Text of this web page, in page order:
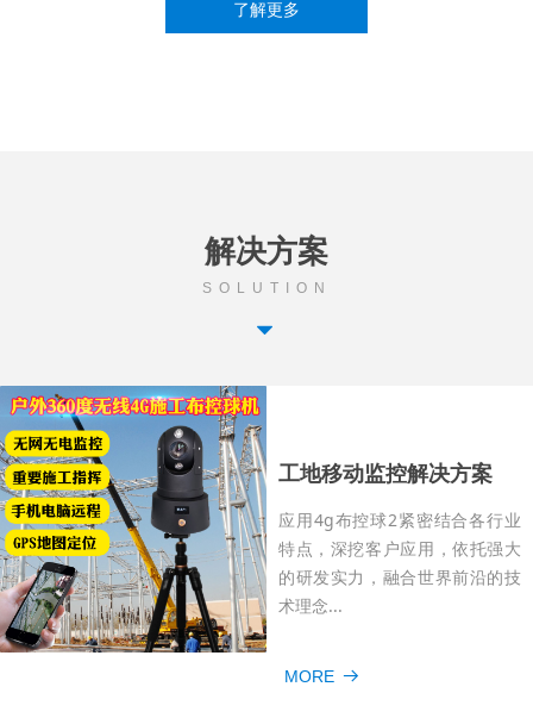
SOLUTION
뀓
解决方案
MORE 뀠
应用4g布控球2紧密结合各行业
特点，深挖客户应用，依托强大
的研发实力，融合世界前沿的技
术理念...
工地移动监控解决方案
了解更多